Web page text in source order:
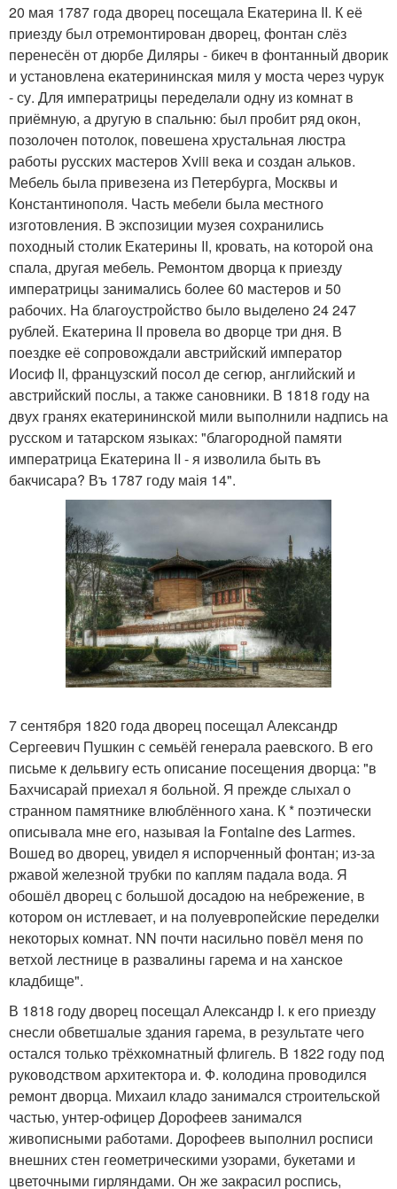
20 мая 1787 года дворец посещала Екатерина II. К её
приезду был отремонтирован дворец, фонтан слёз
перенесён от дюрбе Диляры - бикеч в фонтанный дворик
и установлена екатерининская миля у моста через чурук
- су. Для императрицы переделали одну из комнат в
приёмную, а другую в спальню: был пробит ряд окон,
позолочен потолок, повешена хрустальная люстра
работы русских мастеров Xviii века и создан альков.
Мебель была привезена из Петербурга, Москвы и
Константинополя. Часть мебели была местного
изготовления. В экспозиции музея сохранились
походный столик Екатерины II, кровать, на которой она
спала, другая мебель. Ремонтом дворца к приезду
императрицы занимались более 60 мастеров и 50
рабочих. На благоустройство было выделено 24 247
рублей. Екатерина II провела во дворце три дня. В
поездке её сопровождали австрийский император
Иосиф II, французский посол де сегюр, английский и
австрийский послы, а также сановники. В 1818 году на
двух гранях екатерининской мили выполнили надпись на
русском и татарском языках: "благородной памяти
императрица Екатерина II - я изволила быть въ
бакчисара? Въ 1787 году маія 14".
7 сентября 1820 года дворец посещал Александр
Сергеевич Пушкин с семьёй генерала раевского. В его
письме к дельвигу есть описание посещения дворца: "в
Бахчисарай приехал я больной. Я прежде слыхал о
странном памятнике влюблённого хана. К * поэтически
описывала мне его, называя la Fontaine des Larmes.
Вошед во дворец, увидел я испорченный фонтан; из-за
ржавой железной трубки по каплям падала вода. Я
обошёл дворец с большой досадою на небрежение, в
котором он истлевает, и на полуевропейские переделки
некоторых комнат. NN почти насильно повёл меня по
ветхой лестнице в развалины гарема и на ханское
кладбище".
В 1818 году дворец посещал Александр I. к его приезду
снесли обветшалые здания гарема, в результате чего
остался только трёхкомнатный флигель. В 1822 году под
руководством архитектора и. Ф. колодина проводился
ремонт дворца. Михаил кладо занимался строительской
частью, унтер-офицер Дорофеев занимался
живописными работами. Дорофеев выполнил росписи
внешних стен геометрическими узорами, букетами и
цветочными гирляндами. Он же закрасил роспись,